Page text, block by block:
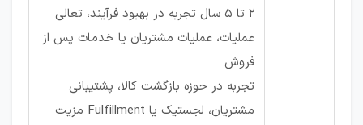
۲ تا ۵ سال تجربه در بهبود فرآیند، تعالی
عملیات، عملیات مشتریان یا خدمات پس از
فروش
تجربه در حوزه بازگشت کالا، پشتیبانی
مشتریان، لجستیک یا Fulfillment مزیت